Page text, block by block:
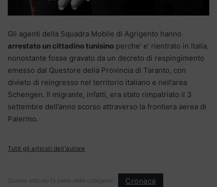
Gli agenti della Squadra Mobile di Agrigento hanno
arrestato un cittadino tunisino perche’ e’ rientrato in Italia,
nonostante fosse gravato da un decreto di respingimento
emesso dal Questore della Provincia di Taranto, con
divieto di reingresso nel territorio italiano e nell’area
Schengen. Il migrante, infatti, era stato rimpatriato il 3
settembre dell’anno scorso attraverso la frontiera aerea di
Palermo.
Tutti gli articoli dell'autore
Questo articolo fa parte delle categorie: Cronaca